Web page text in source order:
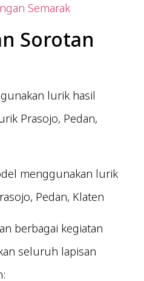
Semarak
Sorotan
berbagai kegiatan
seluruh lapisan